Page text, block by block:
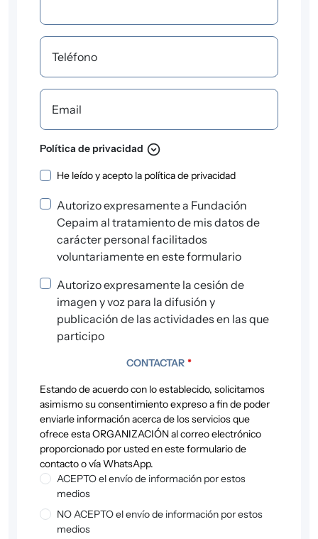
Teléfono
Email
Política de privacidad expand_circle_down
Política de privacidad
He leído y acepto la política de privacidad
Autorizo expresamente a Fundación
Cepaim al tratamiento de mis datos de
carácter personal facilitados
voluntariamente en este formulario
Autorizo expresamente la cesión de
imagen y voz para la difusión y
publicación de las actividades en las que
participo
CONTACTAR *
Estando de acuerdo con lo establecido, solicitamos
asimismo su consentimiento expreso a fin de poder
enviarle información acerca de los servicios que
ofrece esta ORGANIZACIÓN al correo electrónico
proporcionado por usted en este formulario de
contacto o vía WhatsApp.
ACEPTO el envío de información por estos
medios
NO ACEPTO el envío de información por estos
medios